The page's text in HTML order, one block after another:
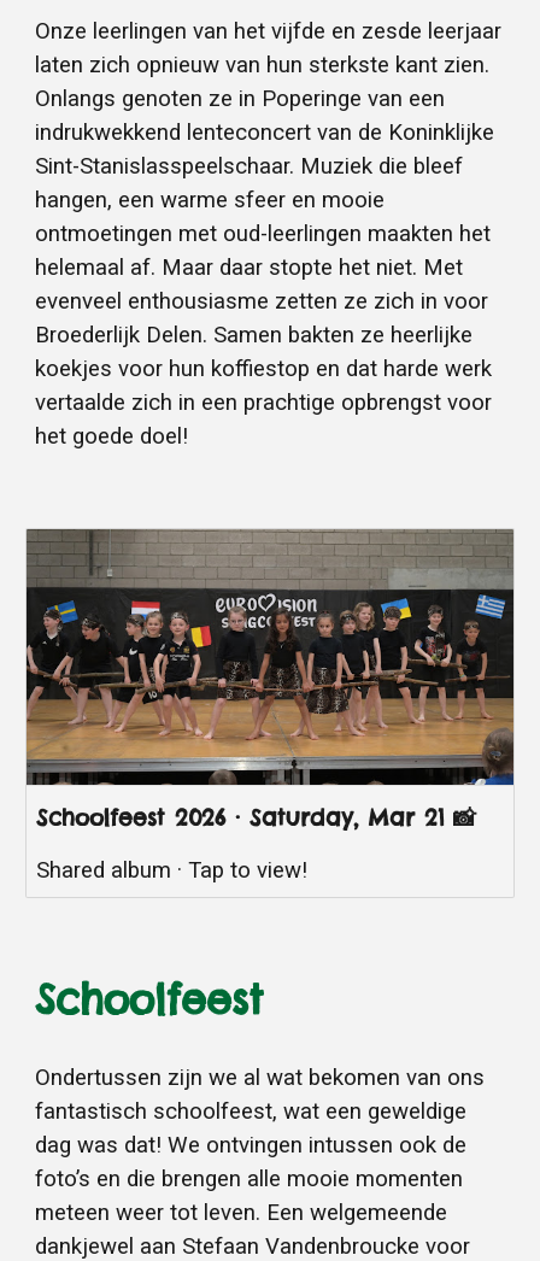
Onze leerlingen van het vijfde en zesde leerjaar
laten zich opnieuw van hun sterkste kant zien.
Onlangs genoten ze in Poperinge van een
indrukwekkend lenteconcert van de Koninklijke
Sint-Stanislasspeelschaar. Muziek die bleef
hangen, een warme sfeer en mooie
ontmoetingen met oud-leerlingen maakten het
helemaal af. Maar daar stopte het niet. Met
evenveel enthousiasme zetten ze zich in voor
Broederlijk Delen. Samen bakten ze heerlijke
koekjes voor hun koffiestop en dat harde werk
vertaalde zich in een prachtige opbrengst voor
het goede doel!
Schoolfeest 2026 · Saturday, Mar 21 📸
Shared album · Tap to view!
Schoolfeest
Ondertussen zijn we al wat bekomen van ons
fantastisch schoolfeest, wat een geweldige
dag was dat! We ontvingen intussen ook de
foto’s en die brengen alle mooie momenten
meteen weer tot leven. Een welgemeende
dankjewel aan Stefaan Vandenbroucke voor